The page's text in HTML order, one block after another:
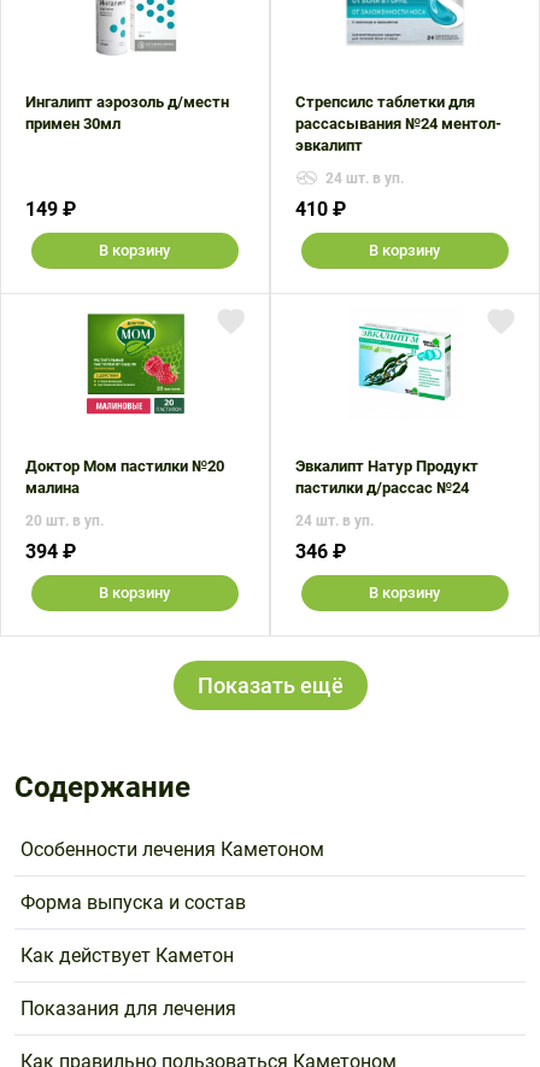
Ингалипт аэрозоль д/местн
примен 30мл
149 ₽
В корзину
Стрепсилс таблетки для
рассасывания №24 ментол-
эвкалипт
24 шт. в уп.
410 ₽
В корзину
Доктор Мом пастилки №20
малина
20 шт. в уп.
394 ₽
В корзину
Эвкалипт Натур Продукт
пастилки д/рассас №24
24 шт. в уп.
346 ₽
В корзину
Показать ещё
Содержание
Особенности лечения Каметоном
Форма выпуска и состав
Как действует Каметон
Показания для лечения
Как правильно пользоваться Каметоном